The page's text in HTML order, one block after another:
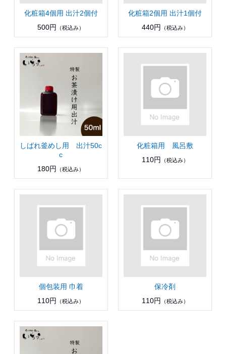
化粧箱4個用 出汁2個付
500円
（税込み）
化粧箱2個用 出汁1個付
440円
（税込み）
しばれ釜めし用 出汁50c
c
180円
（税込み）
化粧箱用 風呂敷
110円 （税込み）
個包装用 巾着
110円
（税込み）
保冷剤
110円
（税込み）